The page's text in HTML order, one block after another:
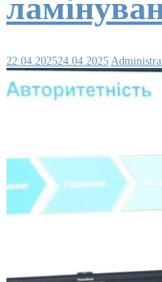
22.04.202524.04.2025